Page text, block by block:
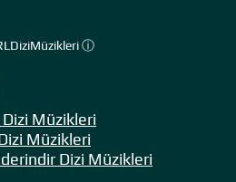
ⓘ
Müzikleri
Müzikleri
Dizi Müzikleri